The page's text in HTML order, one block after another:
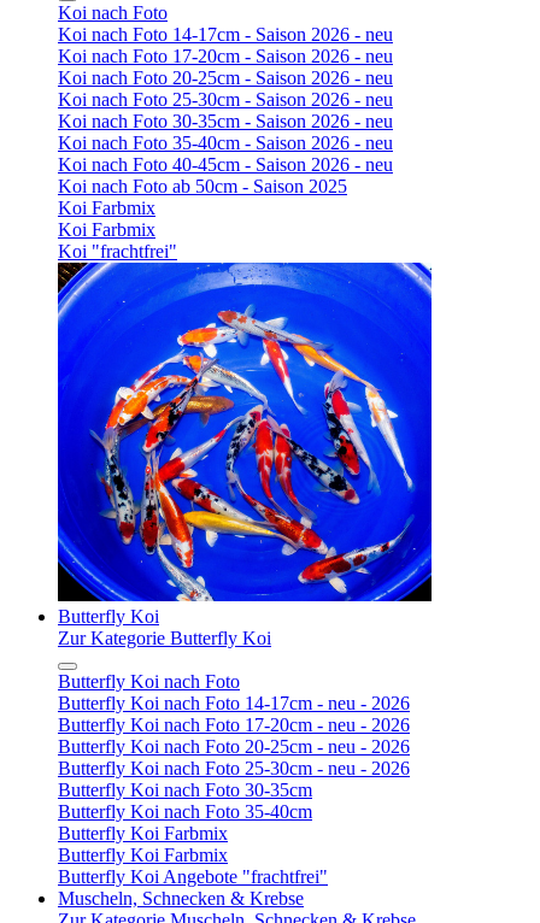
Koi nach Foto
Koi nach Foto 14-17cm - Saison 2026 - neu
Koi nach Foto 17-20cm - Saison 2026 - neu
Koi nach Foto 20-25cm - Saison 2026 - neu
Koi nach Foto 25-30cm - Saison 2026 - neu
Koi nach Foto 30-35cm - Saison 2026 - neu
Koi nach Foto 35-40cm - Saison 2026 - neu
Koi nach Foto 40-45cm - Saison 2026 - neu
Koi nach Foto ab 50cm - Saison 2025
Koi Farbmix
Koi Farbmix
Koi "frachtfrei"
Butterfly Koi
Zur Kategorie Butterfly Koi
Butterfly Koi nach Foto
Butterfly Koi nach Foto 14-17cm - neu - 2026
Butterfly Koi nach Foto 17-20cm - neu - 2026
Butterfly Koi nach Foto 20-25cm - neu - 2026
Butterfly Koi nach Foto 25-30cm - neu - 2026
Butterfly Koi nach Foto 30-35cm
Butterfly Koi nach Foto 35-40cm
Butterfly Koi Farbmix
Butterfly Koi Farbmix
Butterfly Koi Angebote "frachtfrei"
Muscheln, Schnecken & Krebse